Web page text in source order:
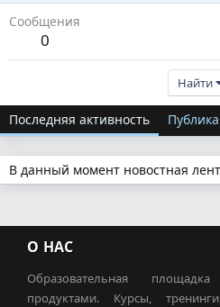
Сообщения
0
Найти
Последняя активность
В данный момент новостная
О НАС
Образовательная
продуктами. Курсы,